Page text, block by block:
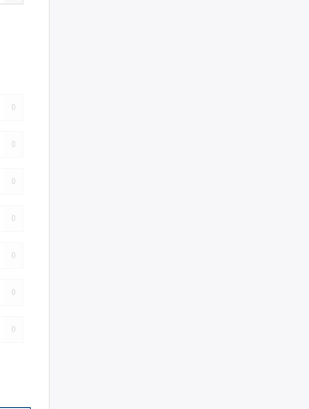
0
0
0
0
0
0
0